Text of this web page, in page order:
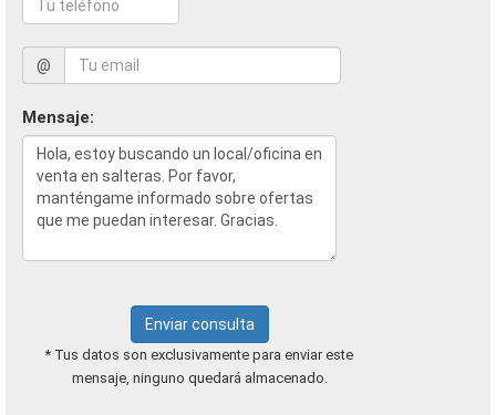
@
Mensaje:
Enviar consulta
* Tus datos son exclusivamente para enviar este
mensaje, ninguno quedará almacenado.